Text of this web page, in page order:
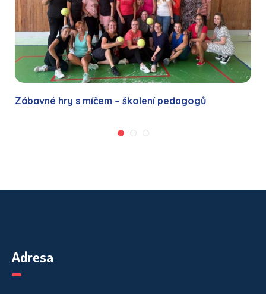
Zábavné hry s míčem – školení pedagogů
Adresa